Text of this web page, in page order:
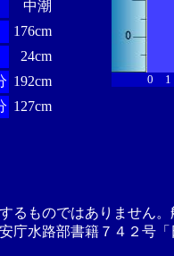
中潮
176cm
24cm
192cm
127cm
0 1
るものではありません
庁水路部書籍７４２号